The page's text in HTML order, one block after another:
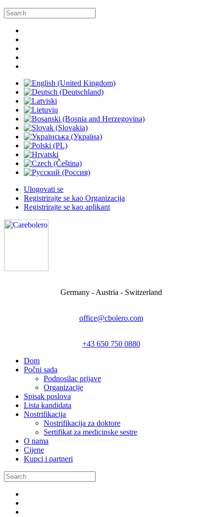
Ulogovati se
Registrirajte se kao Organizacija
Registrirajte se kao aplikant
Germany - Austria - Switzerland
office@cbolero.com
+43 650 750 0880
Dom
Počni sada
Podnosilac prijave
Organizacije
Spisak poslova
Lista kandidata
Nostrifikacija
Nostrifikacija za doktore
Sertifikat za medicinske sestre
O nama
Cijene
Kupci i partneri